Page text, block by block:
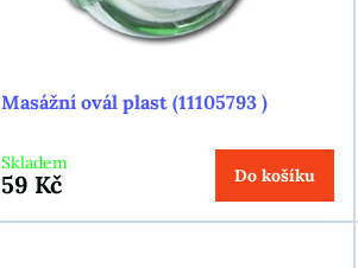
Masážní ovál plast (11105793 )
Skladem
59 Kč Do košíku